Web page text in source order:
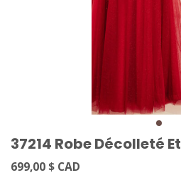
37214 Robe Décolleté
699,00 $ CAD